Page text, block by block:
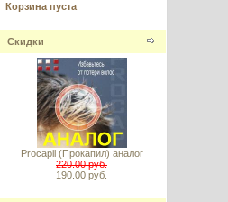
Корзина пуста
Скидки
Procapil (Прокапил) аналог
220.00 руб.
190.00 руб.